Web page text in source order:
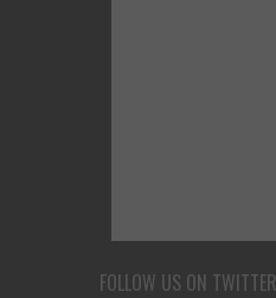
FOLLOW US ON TWITTER